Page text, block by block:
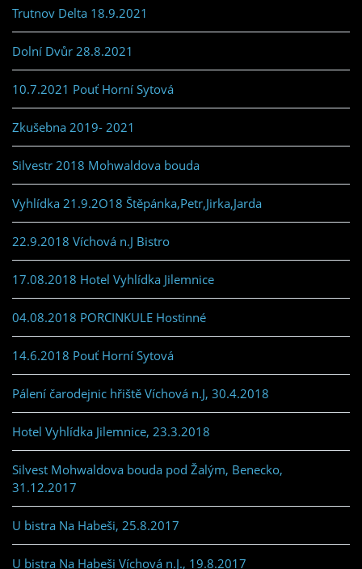
Trutnov Delta 18.9.2021
Dolní Dvůr 28.8.2021
10.7.2021 Pouť Horní Sytová
Zkušebna 2019- 2021
Silvestr 2018 Mohwaldova bouda
Vyhlídka 21.9.2O18 Štěpánka,Petr,Jirka,Jarda
22.9.2018 Víchová n.J Bistro
17.08.2018 Hotel Vyhlídka Jilemnice
04.08.2018 PORCINKULE Hostinné
14.6.2018 Pouť Horní Sytová
Pálení čarodejnic hřiště Víchová n.J, 30.4.2018
Hotel Vyhlídka Jilemnice, 23.3.2018
Silvest Mohwaldova bouda pod Žalým, Benecko,
31.12.2017
U bistra Na Habeši, 25.8.2017
U bistra Na Habeši Víchová n.J., 19.8.2017